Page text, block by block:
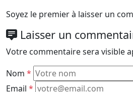
Soyez le premier à laisser un
Laisser un
Votre commentaire sera visible
Nom *
Email *